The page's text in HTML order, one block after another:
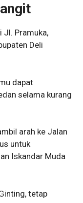
Jl. Pramuka,
Deli
dapat
selama kurang
arah ke Jalan
untuk
Iskandar Muda
tetap